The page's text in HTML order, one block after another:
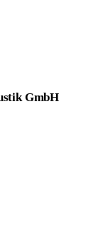
GmbH